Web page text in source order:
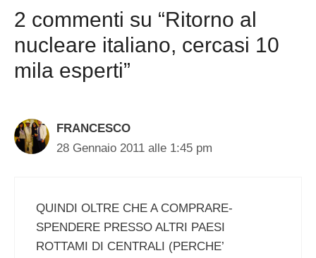
2 commenti su “Ritorno al
nucleare italiano, cercasi 10
mila esperti”
FRANCESCO
28 Gennaio 2011 alle 1:45 pm
QUINDI OLTRE CHE A COMPRARE-
SPENDERE PRESSO ALTRI PAESI
ROTTAMI DI CENTRALI (PERCHE’